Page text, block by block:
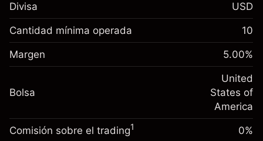
$1,000.00
Ajuste de financiamiento
nocturno
Cargos por el valor total de la
posición
%
(-$4.31)
Tamaño de la operación con apalancamiento
~$20,000.00
$19,000.00
Margen. Tu inversión
$1,000.00
Ajuste de financiamiento
-0.000654
%
(-$0.13)
Tamaño de la operación con apalancamiento
~$20,000.00
Divisa USD
Cantidad mínima operada 10
Margen 5.00%
Bolsa
United
States of
America
Comisión sobre el trading1 0%